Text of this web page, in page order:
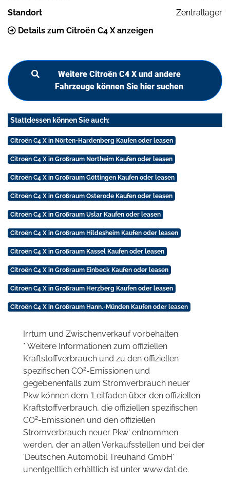
Standort
Zentrallager
Details zum Citroën C4 X anzeigen
Weitere Citroën C4 X und andere
Fahrzeuge können Sie hier suchen
Stattdessen können Sie auch:
Citroën C4 X in Nörten-Hardenberg Kaufen oder leasen
Citroën C4 X in Großraum Northeim Kaufen oder leasen
Citroën C4 X in Großraum Göttingen Kaufen oder leasen
Citroën C4 X in Großraum Osterode Kaufen oder leasen
Citroën C4 X in Großraum Uslar Kaufen oder leasen
Citroën C4 X in Großraum Hildesheim Kaufen oder leasen
Citroën C4 X in Großraum Kassel Kaufen oder leasen
Citroën C4 X in Großraum Einbeck Kaufen oder leasen
Citroën C4 X in Großraum Herzberg Kaufen oder leasen
Citroën C4 X in Großraum Hann.-Münden Kaufen oder leasen
Irrtum und Zwischenverkauf vorbehalten.
* Weitere Informationen zum offiziellen
Kraftstoffverbrauch und zu den offiziellen
spezifischen CO2-Emissionen und
gegebenenfalls zum Stromverbrauch neuer
Pkw können dem 'Leitfaden über den offiziellen
Kraftstoffverbrauch, die offiziellen spezifischen
CO2-Emissionen und den offiziellen
Stromverbrauch neuer Pkw' entnommen
werden, der an allen Verkaufsstellen und bei der
'Deutschen Automobil Treuhand GmbH'
unentgeltlich erhältlich ist unter www.dat.de.